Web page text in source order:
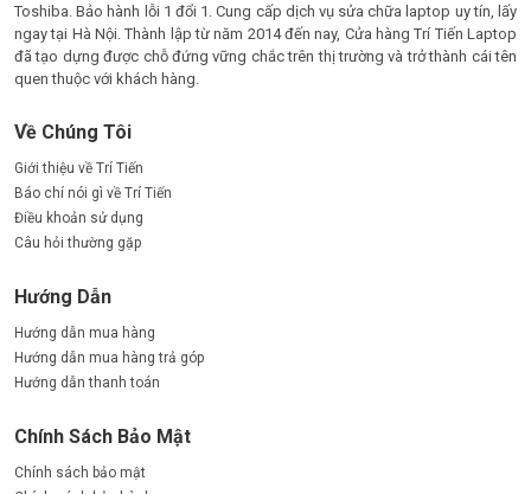
Toshiba. Bảo hành lỗi 1 đổi 1. Cung cấp dịch vụ sửa chữa laptop uy tín, lấy
ngay tại Hà Nội. Thành lập từ năm 2014 đến nay, Cửa hàng Trí Tiến Laptop
đã tạo dựng được chỗ đứng vững chắc trên thị trường và trở thành cái tên
quen thuộc với khách hàng.
Về Chúng Tôi
Giới thiệu về Trí Tiến
Báo chí nói gì về Trí Tiến
Điều khoản sử dụng
Câu hỏi thường gặp
Hướng Dẫn
Hướng dẫn mua hàng
Hướng dẫn mua hàng trả góp
Hướng dẫn thanh toán
Chính Sách Bảo Mật
Chính sách bảo mật